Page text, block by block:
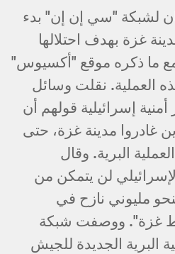
لشبكة "سي إن إن" بدء
غزة بهدف احتلالها
ما ذكره موقع "أكسيوس"
العملية. نقلت وسائل
إسرائيلية قولهم أن
غادروا مدينة غزة، حتى
البرية. وقال
لن يتمكن من
مليوني نازح في
غزة". ووصفت شبكة
البرية الجديدة للجيش